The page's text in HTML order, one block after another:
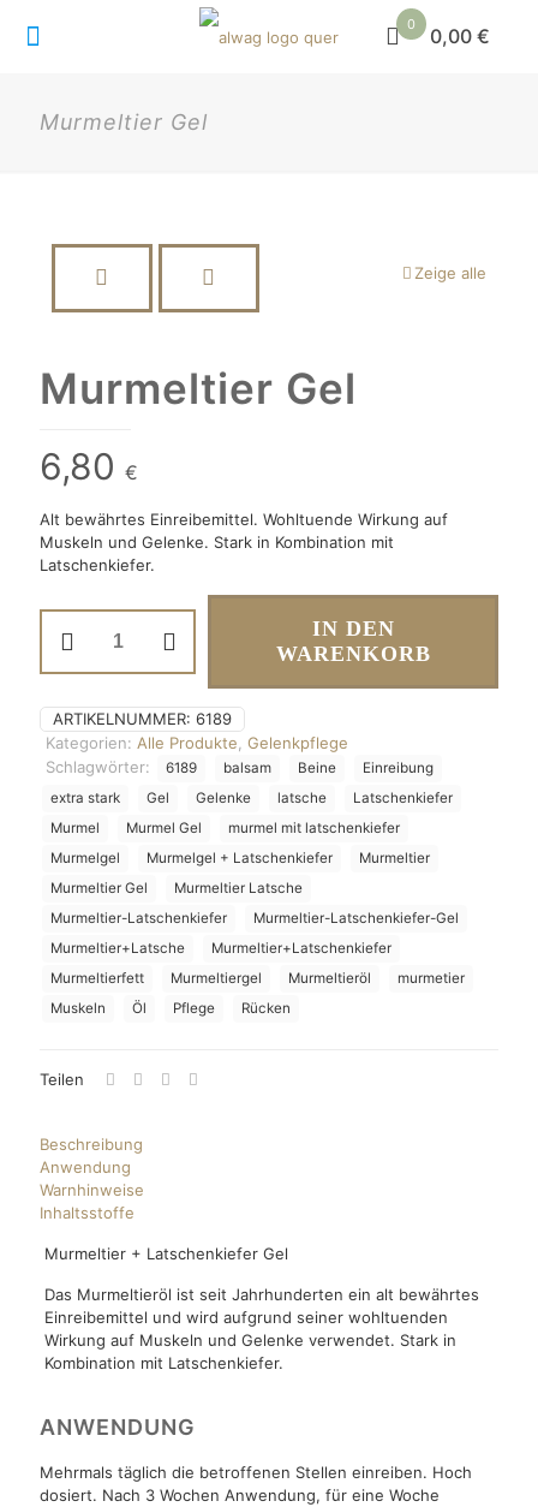
0 0,00 €
Murmeltier Gel
Zeige alle
Murmeltier Gel
6,80 €
Alt bewährtes Einreibemittel. Wohltuende Wirkung auf
Muskeln und Gelenke. Stark in Kombination mit
Latschenkiefer.
IN DEN
WARENKORB
ARTIKELNUMMER: 6189
Kategorien: Alle Produkte Gelenkpflege
Schlagwörter:
6189 balsam Beine
Einreibung
extra stark
Gel Gelenke latsche
Latschenkiefer
Murmel
Murmel Gel
murmel mit latschenkiefer
Murmelgel
Murmelgel + Latschenkiefer
Murmeltier
Murmeltier Gel
Murmeltier Latsche
Murmeltier-Latschenkiefer
Murmeltier-Latschenkiefer-Gel
Murmeltier+Latsche
Murmeltier+Latschenkiefer
Murmeltierfett
Murmeltiergel Murmeltieröl
murmetier
Muskeln
Öl Pflege Rücken
Teilen
Beschreibung
Anwendung
Warnhinweise
Inhaltsstoffe
Murmeltier + Latschenkiefer Gel
Das Murmeltieröl ist seit Jahrhunderten ein alt bewährtes
Einreibemittel und wird aufgrund seiner wohltuenden
Wirkung auf Muskeln und Gelenke verwendet. Stark in
Kombination mit Latschenkiefer.
ANWENDUNG
Mehrmals täglich die betroffenen Stellen einreiben. Hoch
dosiert. Nach 3 Wochen Anwendung, für eine Woche